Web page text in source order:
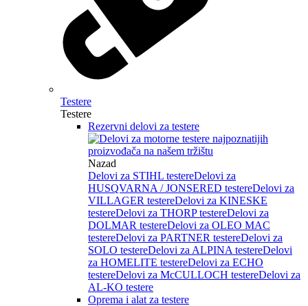
Testere
Testere
Rezervni delovi za testere
Nazad
Delovi za STIHL testereDelovi za
HUSQVARNA / JONSERED testereDelovi za
VILLAGER testereDelovi za KINESKE
testereDelovi za THORP testereDelovi za
DOLMAR testereDelovi za OLEO MAC
testereDelovi za PARTNER testereDelovi za
SOLO testereDelovi za ALPINA testereDelovi
za HOMELITE testereDelovi za ECHO
testereDelovi za McCULLOCH testereDelovi za
AL-KO testere
Oprema i alat za testere